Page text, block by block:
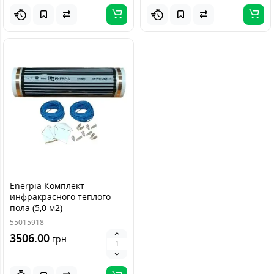
Enerpia Комплект
инфракрасного теплого
пола (5,0 м2)
55015918
3506.00 грн